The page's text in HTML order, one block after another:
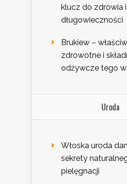
klucz do zdrowia i
długowieczności
Brukiew –
zdrowotne i
odżywcze tego
Uroda
Włoska uroda
sekrety
pielęgnacji